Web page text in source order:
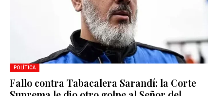
POLÍTICA
Fallo contra Tabacalera Sarandí: la Corte